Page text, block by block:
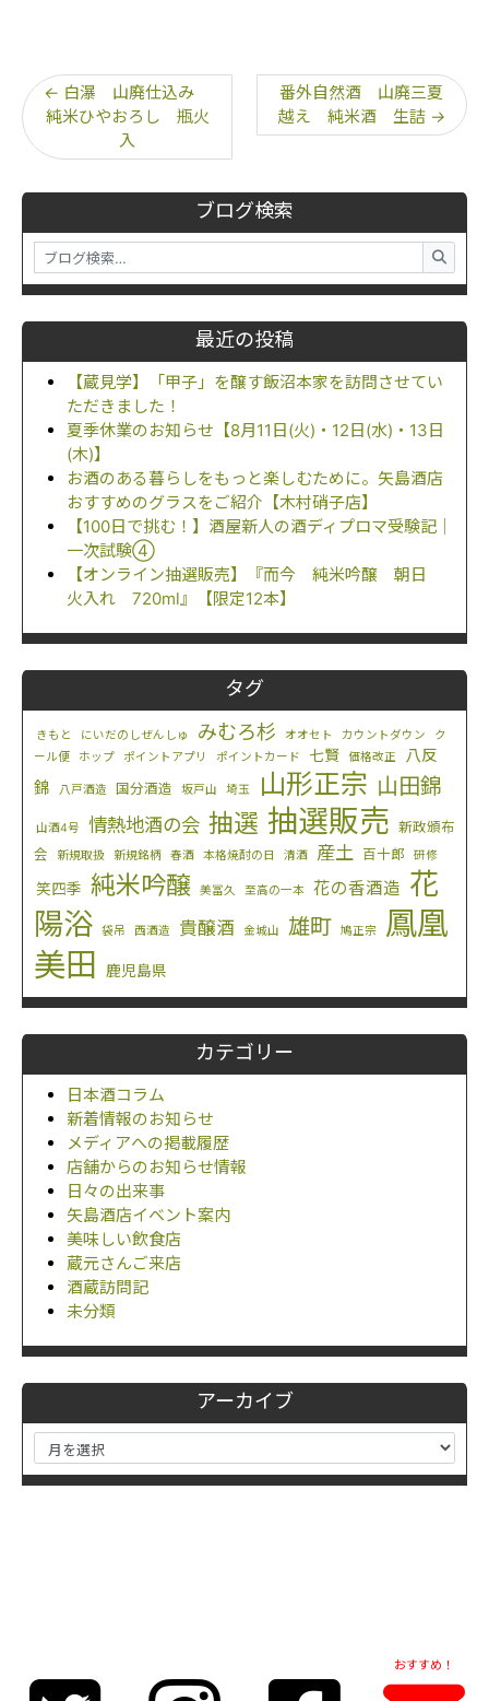
ブログ検索
最近の投稿
【蔵見学】「甲子」を醸す飯沼本家を訪問させてい
ただきました！
夏季休業のお知らせ【8月11日(火)・12日(水)・13日
(木)】
お酒のある暮らしをもっと楽しむために。矢島酒店
おすすめのグラスをご紹介【木村硝子店】
【100日で挑む！】酒屋新人の酒ディプロマ受験記｜
一次試験④
【オンライン抽選販売】『而今 純米吟醸 朝日
火入れ 720ml』【限定12本】
タグ
きもと にいだのしぜんしゅ みむろ杉 オオセト カウントダウン
ク
ール便
ホップ ポイントアプリ ポイントカード 七賢 価格改正
八反
錦
八戸酒造 国分酒造 坂戸山 埼玉 山形正宗 山田錦
山酒4号 情熱地酒の会 抽選 抽選販売 新政頒布
会
新規取扱 新規銘柄 春酒 本格焼酎の日 清酒 産土 百十郎 研修
笑四季 純米吟醸 美冨久 至高の一本 花の香酒造 花
陽浴
袋吊 西酒造 貴醸酒 金城山 雄町 鳩正宗
鳳凰
美田
鹿児島県
カテゴリー
日本酒コラム
新着情報のお知らせ
メディアへの掲載履歴
店舗からのお知らせ情報
日々の出来事
矢島酒店イベント案内
美味しい飲食店
蔵元さんご来店
酒蔵訪問記
未分類
アーカイブ
← 白瀑 山廃仕込み
純米ひやおろし 瓶火
入
番外自然酒 山廃三夏
越え 純米酒 生詰 →
おすすめ！